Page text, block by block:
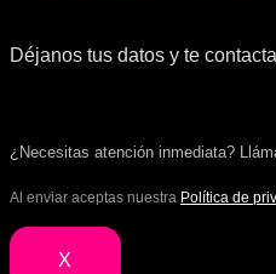
Déjanos tus datos y te
¿Necesitas atención inmediata?
Al enviar aceptas nuestra Política de
X